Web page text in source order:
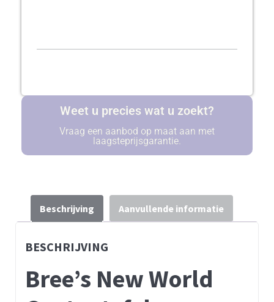
Weet u precies wat u zoekt?
Vraag een aanbod op maat aan met
laagsteprijsgarantie.
Beschrijving Aanvullende informatie
BESCHRIJVING
Bree’s New World